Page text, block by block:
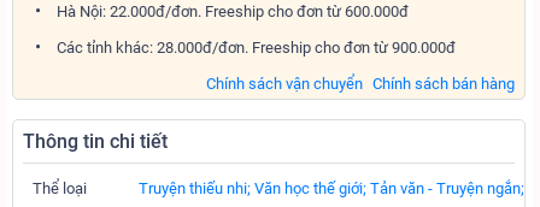
Hà Nội: 22.000đ/đơn. Freeship cho đơn từ 600.000đ
Các tỉnh khác: 28.000đ/đơn. Freeship cho đơn từ 900.000đ
Chính sách bán hàng
Chính sách vận chuyển
Thông tin chi tiết
Thể loại Truyện thiếu nhi; Văn học thế giới; Tản văn - Truyện ngắn;